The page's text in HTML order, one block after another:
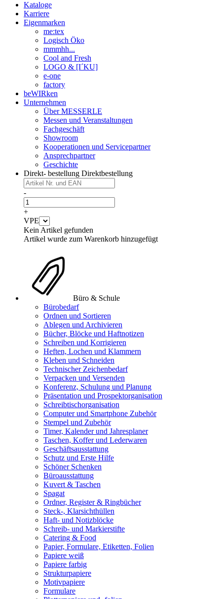
Kataloge
Karriere
Eigenmarken
me:tex
Logisch Öko
mmmhh...
Cool and Fresh
LOGO & [I´KU]
e-one
factory
beWIRken
Unternehmen
Über MESSERLE
Messen und Veranstaltungen
Fachgeschäft
Showroom
Kooperationen und Servicepartner
Ansprechpartner
Geschichte
Direkt- bestellung Direktbestellung
-
+
VPE
Kein Artikel gefunden
Artikel wurde zum Warenkorb hinzugefügt
Büro & Schule
Bürobedarf
Ordnen und Sortieren
Ablegen und Archivieren
Bücher, Blöcke und Haftnotizen
Schreiben und Korrigieren
Heften, Lochen und Klammern
Kleben und Schneiden
Technischer Zeichenbedarf
Verpacken und Versenden
Konferenz, Schulung und Planung
Präsentation und Prospektorganisation
Schreibtischorganisation
Computer und Smartphone Zubehör
Stempel und Zubehör
Timer, Kalender und Jahresplaner
Taschen, Koffer und Lederwaren
Geschäftsausstattung
Schutz und Erste Hilfe
Schöner Schenken
Büroausstattung
Kuvert & Taschen
Spagat
Ordner, Register & Ringbücher
Steck-, Klarsichthüllen
Haft- und Notizblöcke
Schreib- und Markierstifte
Catering & Food
Papier, Formulare, Etiketten, Folien
Papiere weiß
Papiere farbig
Strukturpapiere
Motivpapiere
Formulare